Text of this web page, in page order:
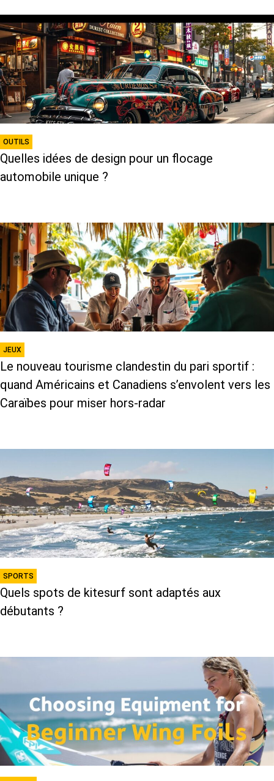
OUTILS
Quelles idées de design pour un flocage
automobile unique ?
JEUX
Le nouveau tourisme clandestin du pari sportif :
quand Américains et Canadiens s’envolent vers les
Caraïbes pour miser hors-radar
SPORTS
Quels spots de kitesurf sont adaptés aux
débutants ?